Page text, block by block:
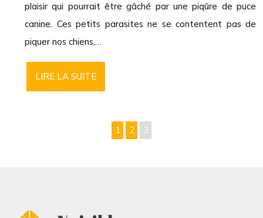
plaisir qui pourrait être gâché par une piqûre de puce
canine. Ces petits parasites ne se contentent pas de
piquer nos chiens,…
LIRE LA SUITE
1 2 3